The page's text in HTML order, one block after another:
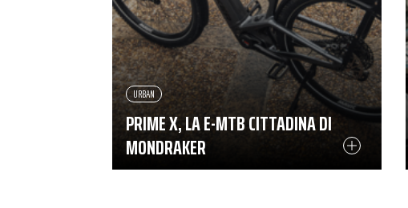
URBAN
PRIME X, LA E-MTB CITTADINA DI
MONDRAKER